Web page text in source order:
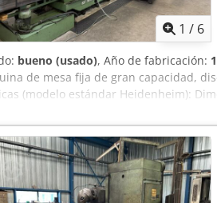
1 / 6
bueno (usado), Año de fabricación:
de mesa fija de gran capacidad,
(modelo estándar Heidenheim):
3000 mm - Anchura de la mesa:
del eje X (longitudinal): aprox.
del eje Z (vertical): aprox. 1000
22 000 – 30 000 kg Husillo y
del husillo: aprox. 30 – 37 kW - Cono
Generalmente Heidenheim TNC